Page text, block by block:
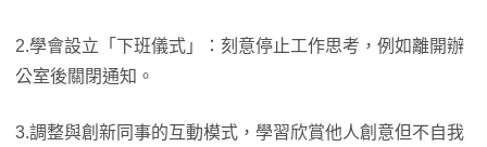
2.學會設立「下班儀式」：刻意停止工作思考，例如離開辦
公室後關閉通知。
3.調整與創新同事的互動模式，學習欣賞他人創意但不自我